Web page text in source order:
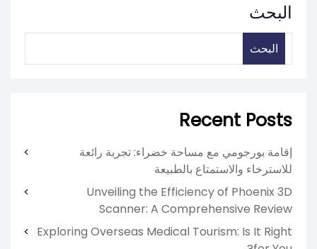
البحث
البحث
Recent Posts
إقامة بورجومي مع مساحة خضراء: تجربة رائعة
للاسترخاء والاستمتاع بالطبيعة
Unveiling the Efficiency of Phoenix 3D
Scanner: A Comprehensive Review
Exploring Overseas Medical Tourism: Is It Right